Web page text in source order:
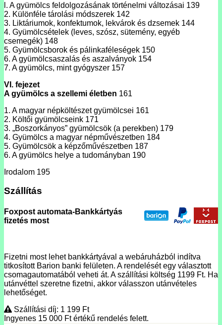
l. A gyümölcs feldolgozásának történelmi változásai 139
2. Különféle tárolási módszerek 142
3. Liktáriumok, konfektumok, lekvárok és dzsemek 144
4. Gyümölcsételek (leves, szósz, sütemény, egyéb
csemegék) 148
5. Gyümölcsborok és pálinkaféleségek 150
6. A gyümölcsaszalás és aszalványok 154
7. A gyümölcs, mint gyógyszer 157
VI. fejezet
A gyümölcs a szellemi életben 161
1. A magyar népköltészet gyümölcsei 161
2. Költői gyümölcseink 171
3. „Boszorkányos” gyümölcsök (a perekben) 179
4. Gyümölcs a magyar népművészetben 184
5. Gyümölcsök a képzőművészetben 187
6. A gyümölcs helye a tudományban 190
Irodalom 195
Szállítás
Foxpost automata-Bankkártyás
fizetés most
Fizetni most lehet bankkártyával a webáruházból indítva
titkosított Barion banki felületen. A rendelését egy választott
csomagautomatából veheti át. A szállítási költség 1199 Ft. Ha
utánvéttel szeretne fizetni, akkor válasszon utánvételes
lehetőséget.
Szállítási díj: 1 199 Ft
Ingyenes 15 000 Ftértékű rendelés felett.